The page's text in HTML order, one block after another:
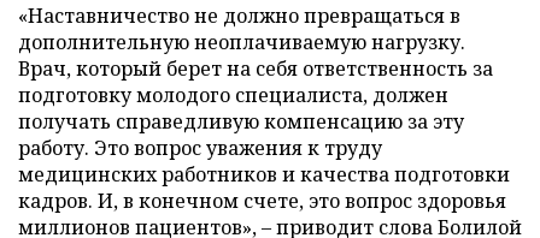
«Наставничество не должно превращаться в
дополнительную неоплачиваемую нагрузку.
Врач, который берет на себя ответственность за
подготовку молодого специалиста, должен
получать справедливую компенсацию за эту
работу. Это вопрос уважения к труду
медицинских работников и качества подготовки
кадров. И, в конечном счете, это вопрос здоровья
миллионов пациентов», – приводит слова Болилой